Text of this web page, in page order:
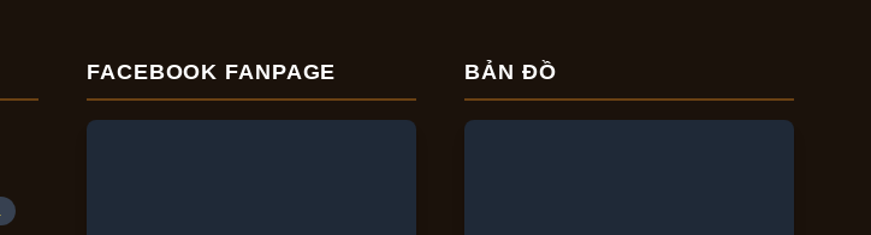
FACEBOOK FANPAGE BẢN ĐỒ